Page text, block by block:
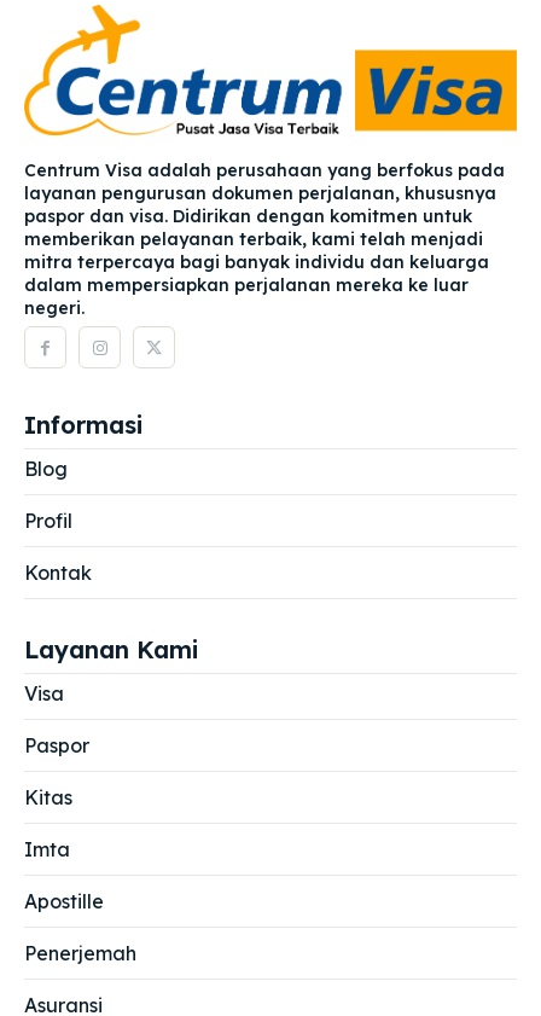
Centrum Visa adalah perusahaan yang berfokus pada
layanan pengurusan dokumen perjalanan, khususnya
paspor dan visa. Didirikan dengan komitmen untuk
memberikan pelayanan terbaik, kami telah menjadi
mitra terpercaya bagi banyak individu dan keluarga
dalam mempersiapkan perjalanan mereka ke luar
negeri.
Informasi
Blog
Profil
Kontak
Layanan Kami
Visa
Paspor
Kitas
Imta
Apostille
Penerjemah
Asuransi